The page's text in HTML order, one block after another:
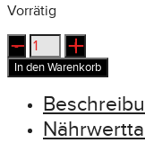
Vorrätig
Eierlikör
Menge
In den Warenkorb